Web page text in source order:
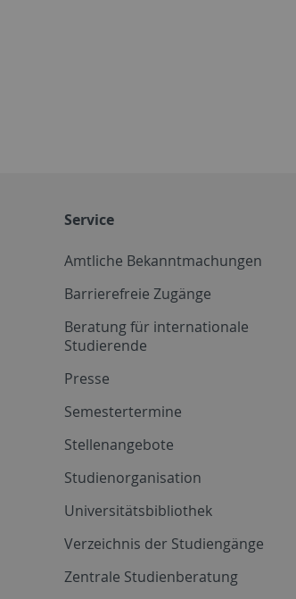
Service
Amtliche Bekanntmachungen
Barrierefreie Zugänge
Beratung für internationale
Studierende
Presse
Semestertermine
Stellenangebote
Studienorganisation
Universitätsbibliothek
Verzeichnis der Studiengänge
Zentrale Studienberatung